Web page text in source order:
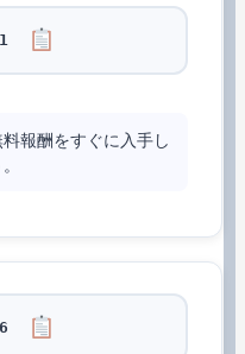
報酬をすぐに入手し